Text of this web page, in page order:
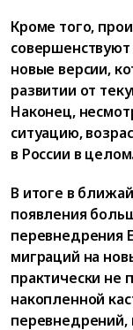
Кроме того,
совершенствуют
новые версии,
развитии от
Наконец,
ситуацию,
в России в целом.
В итоге в
появления
перевнедрения
миграций на
практически не
накопленной